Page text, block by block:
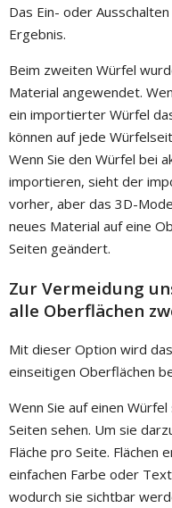
Das Ein- oder
Ergebnis.
Beim zweiten Würfel
Material angewendet.
ein importierter Würfel
können auf jede
Wenn Sie den Würfel bei
importieren, sieht der
vorher, aber das 3D-
neues Material auf eine
Seiten geändert.
Zur Vermeidung
alle Oberflächen
Mit dieser Option wird
einseitigen Oberflächen
Wenn Sie auf einen
Seiten sehen. Um sie
Fläche pro Seite. Flächen
einfachen Farbe oder
wodurch sie sichtbar